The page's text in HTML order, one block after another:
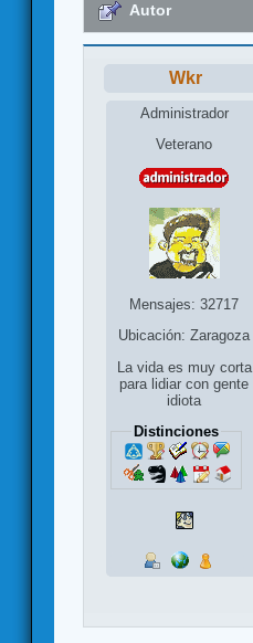
Autor
Wkr
Administrador
Veterano
Mensajes: 32717
Ubicación: Zaragoza
La vida es muy corta
para lidiar con gente
idiota
Distinciones